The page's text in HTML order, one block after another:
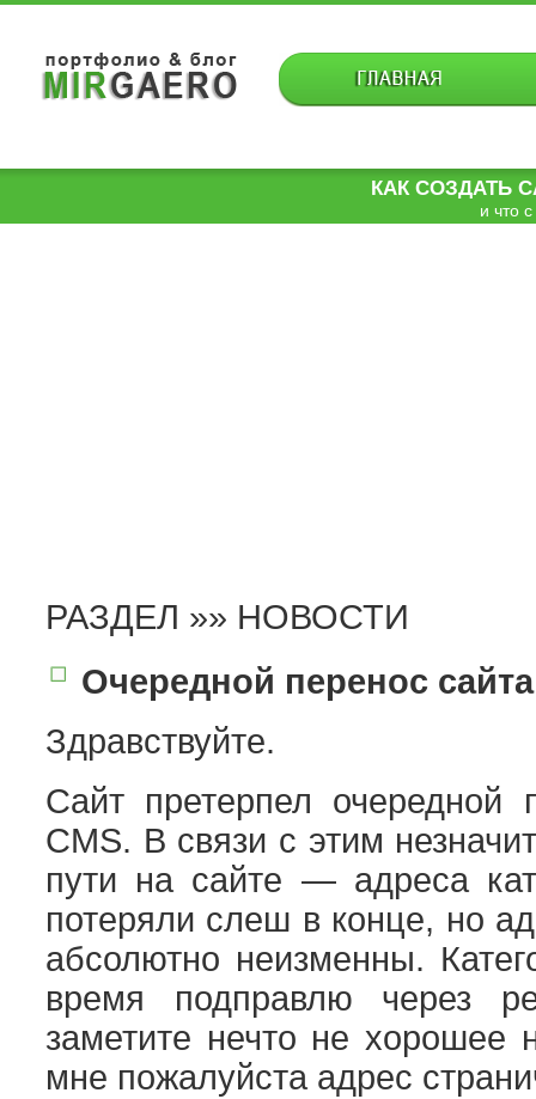
КАК СОЗДАТЬ
и что
РАЗДЕЛ »» НОВОСТИ
Очередной перенос сайта
Здравствуйте.
Сайт претерпел очередной
CMS. В связи с этим
пути на сайте — адреса
потеряли слеш в конце, но
абсолютно неизменны.
время подправлю через
заметите нечто не хорошее
мне пожалуйста адрес